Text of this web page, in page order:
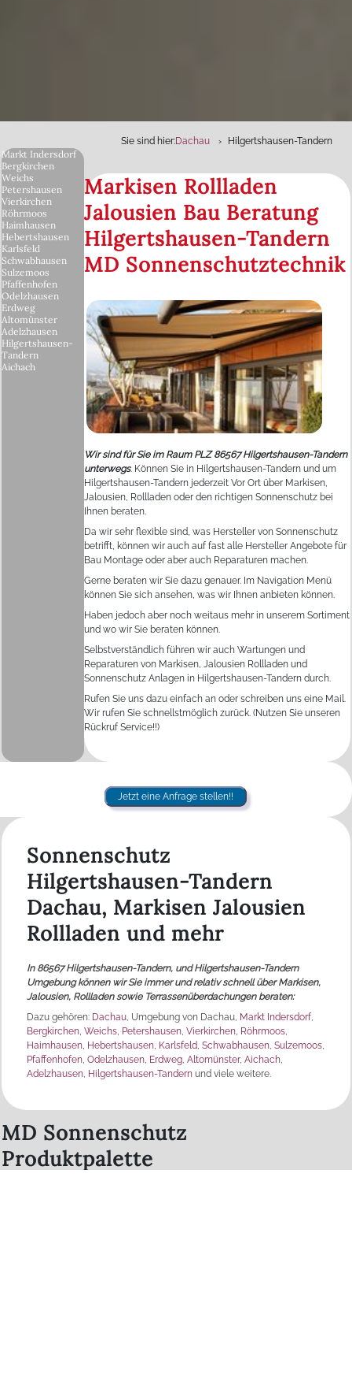
Sie sind hier:Dachau Hilgertshausen-Tandern
Markisen Rollladen
Jalousien Bau Beratung
Hilgertshausen-Tandern
MD Sonnenschutztechnik
Wir sind für Sie im Raum PLZ 86567 Hilgertshausen-Tandern
unterwegs. Können Sie in Hilgertshausen-Tandern und um
Hilgertshausen-Tandern jederzeit Vor Ort über Markisen,
Jalousien, Rollladen oder den richtigen Sonnenschutz bei
Ihnen beraten.
Da wir sehr flexible sind, was Hersteller von Sonnenschutz
betrifft, können wir auch auf fast alle Hersteller Angebote für
Bau Montage oder aber auch Reparaturen machen.
Gerne beraten wir Sie dazu genauer. Im Navigation Menü
können Sie sich ansehen, was wir Ihnen anbieten können.
Haben jedoch aber noch weitaus mehr in unserem Sortiment
und wo wir Sie beraten können.
Selbstverständlich führen wir auch Wartungen und
Reparaturen von Markisen, Jalousien Rollladen und
Sonnenschutz Anlagen in Hilgertshausen-Tandern durch.
Rufen Sie uns dazu einfach an oder schreiben uns eine Mail.
Wir rufen Sie schnellstmöglich zurück. (Nutzen Sie unseren
Rückruf Service!!)
Markt Indersdorf
Bergkirchen
Weichs
Petershausen
Vierkirchen
Röhrmoos
Haimhausen
Hebertshausen
Karlsfeld
Schwabhausen
Sulzemoos
Pfaffenhofen
Odelzhausen
Erdweg
Altomünster
Adelzhausen
Hilgertshausen-
Tandern
Aichach
Jetzt eine Anfrage stellen!!
Sonnenschutz
Hilgertshausen-Tandern
Dachau, Markisen Jalousien
Rollladen und mehr
In 86567 Hilgertshausen-Tandern, undHilgertshausen-Tandern
Umgebung können wir Sie immer und relativ schnell über Markisen,
Jalousien, Rollladen sowie Terrassenüberdachungen beraten:
Dazu gehören: Dachau, Umgebung von Dachau, Markt Indersdorf,
Bergkirchen,Weichs, Petershausen,Vierkirchen, Röhrmoos,
Haimhausen, Hebertshausen, Karlsfeld,Schwabhausen,Sulzemoos,
Pfaffenhofen,Odelzhausen, Erdweg,Altomünster,Aichach,
Adelzhausen, Hilgertshausen-Tandern und viele weitere.
MD Sonnenschutz
Produktpalette